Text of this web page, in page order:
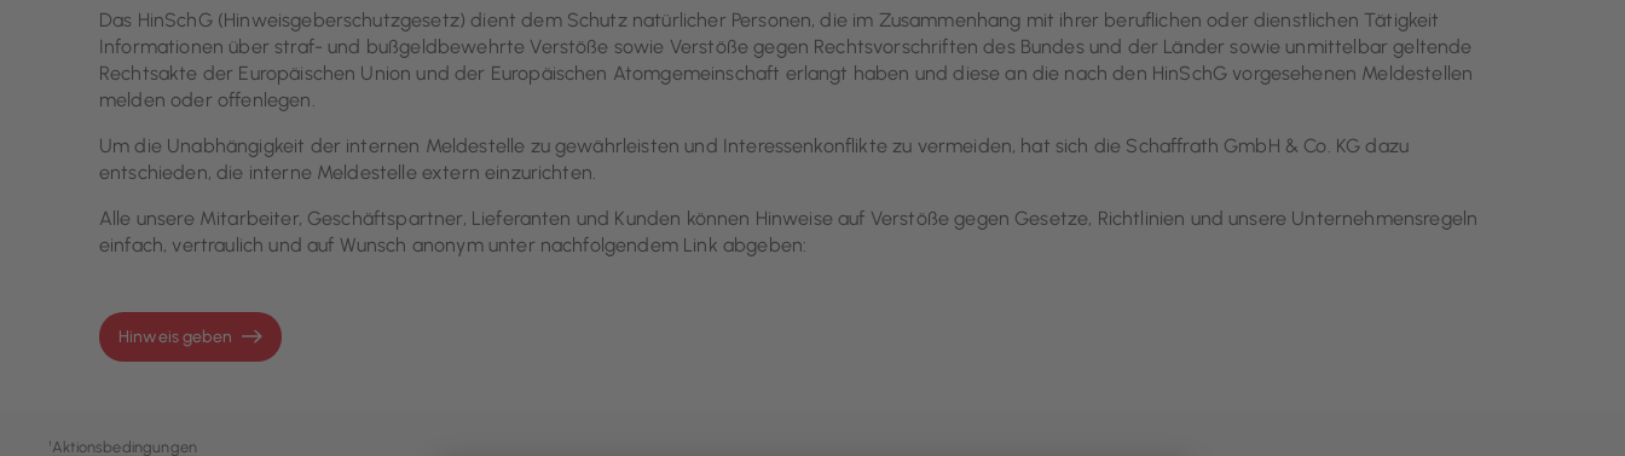
Das HinSchG (Hinweisgeberschutzgesetz) dient dem Schutz natürlicher Personen, die im Zusammenhang mit ihrer beruflichen oder dienstlichen Tätigkeit
Informationen über straf- und bußgeldbewehrte Verstöße sowie Verstöße gegen Rechtsvorschriften des Bundes und der Länder sowie unmittelbar geltende
Rechtsakte der Europäischen Union und der Europäischen Atomgemeinschaft erlangt haben und diese an die nach den HinSchG vorgesehenen Meldestellen
melden oder offenlegen.
Um die Unabhängigkeit der internen Meldestelle zu gewährleisten und Interessenkonflikte zu vermeiden, hat sich die Schaffrath GmbH & Co. KG dazu
entschieden, die interne Meldestelle extern einzurichten.
Alle unsere Mitarbeiter, Geschäftspartner, Lieferanten und Kunden können Hinweise auf Verstöße gegen Gesetze, Richtlinien und unsere Unternehmensregeln
einfach, vertraulich und auf Wunsch anonym unter nachfolgendem Link abgeben:
Hinweis geben
¹Aktionsbedingungen